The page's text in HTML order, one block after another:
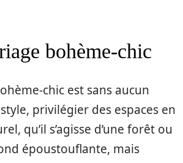
bohème-chic
chic est sans aucun
privilégier des espaces en
qu’il s’agisse d’une forêt ou
époustouflante, mais